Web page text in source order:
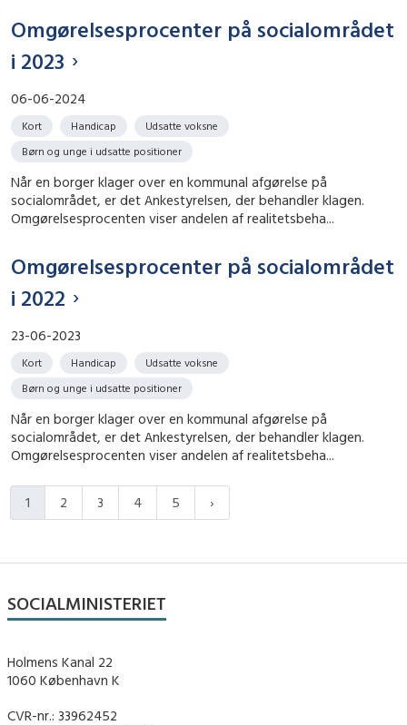
Omgørelsesprocenter på socialområdet
i 2023
06-06-2024
Kort Handicap
Udsatte voksne
Børn og unge i udsatte positioner
Når en borger klager over en kommunal afgørelse på
socialområdet, er det Ankestyrelsen, der behandler klagen.
Omgørelsesprocenten viser andelen af realitetsbeha...
Omgørelsesprocenter på socialområdet
i 2022
23-06-2023
Kort Handicap
Udsatte voksne
Børn og unge i udsatte positioner
Når en borger klager over en kommunal afgørelse på
socialområdet, er det Ankestyrelsen, der behandler klagen.
Omgørelsesprocenten viser andelen af realitetsbeha...
1 2 3 4 5
SOCIALMINISTERIET
Holmens Kanal 22
1060 København K
CVR-nr.: 33962452